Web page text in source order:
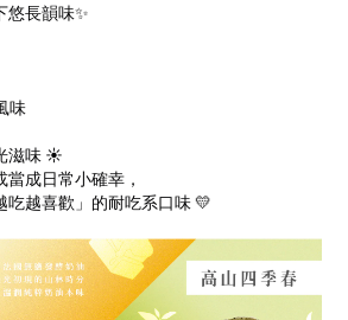
悠長韻味✨
味
滋味 ☀️
成日常小確幸，
吃越喜歡」的耐吃系口味 💛